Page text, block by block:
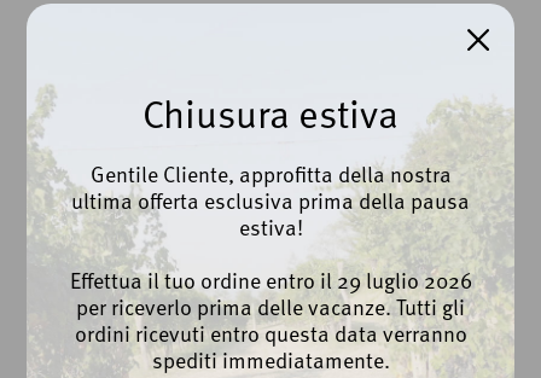
Cantina Beato Bartolomeo da Breganze Scarl
Via Roma, 100 | Breganze (VI)
Ph. +39 0445 873112
info@cantinabreganze.it
export@cantinabreganze.it
Chiusura estiva
Gentile Cliente, approfitta della nostra
ultima offerta esclusiva prima della pausa
estiva!
Effettua il tuo ordine entro il 29 luglio 2026
per riceverlo prima delle vacanze. Tutti gli
ordini ricevuti entro questa data verranno
spediti immediatamente.